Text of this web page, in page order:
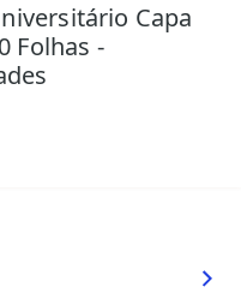
Capa
Folhas -